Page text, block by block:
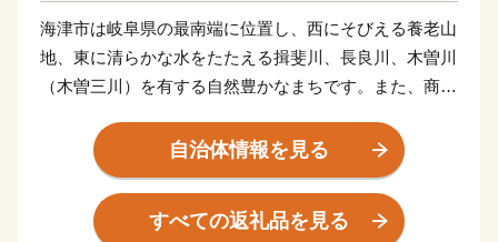
海津市は岐阜県の最南端に位置し、西にそびえる養老山
地、東に清らかな水をたたえる揖斐川、長良川、木曽川
（木曽三川）を有する自然豊かなまちです。また、商売
社は、県内外から多数の参拝者が訪れる人気の観光スポ
ットです。 本市では、恵まれた自然環境の中で、安
心して子育てができ、働き、生活ができる「水と緑と人
がきらめく輪でつながるまち海津」の実現に向け、全国
自治体情報を見る
すべての返礼品を見る